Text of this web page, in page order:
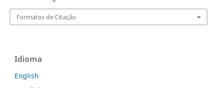
Formatos de Citação
Idioma
English